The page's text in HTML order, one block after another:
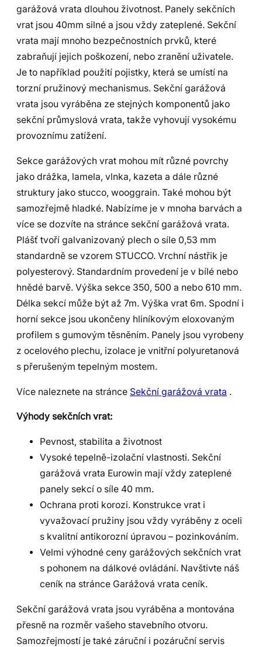
garážová vrata dlouhou životnost. Panely sekčních
vrat jsou 40mm silné a jsou vždy zateplené. Sekční
vrata mají mnoho bezpečnostních prvků, které
zabraňují jejich poškození, nebo zranění uživatele.
Je to například použití pojistky, která se umístí na
torzní pružinový mechanismus. Sekční garážová
vrata jsou vyráběna ze stejných komponentů jako
sekční průmyslová vrata, takže vyhovují vysokému
provoznímu zatížení.
Sekce garážových vrat mohou mít různé povrchy
jako drážka, lamela, vlnka, kazeta a dále různé
struktury jako stucco, wooggrain. Také mohou být
samozřejmě hladké. Nabízíme je v mnoha barvách a
více se dozvíte na stránce sekční garážová vrata.
Plášť tvoří galvanizovaný plech o síle 0,53 mm
standardně se vzorem STUCCO. Vrchní nástřik je
polyesterový. Standardním provedení je v bílé nebo
hnědé barvě. Výška sekce 350, 500 a nebo 610 mm.
Délka sekcí může být až 7m. Výška vrat 6m. Spodní i
horní sekce jsou ukončeny hliníkovým eloxovaným
profilem s gumovým těsněním. Panely jsou vyrobeny
z ocelového plechu, izolace je vnitřní polyuretanová
s přerušeným tepelným mostem.
Více naleznete na stránce Sekční garážová vrata .
Výhody sekčních vrat:
Pevnost, stabilita a životnost
Vysoké tepelně-izolační vlastnosti. Sekční
garážová vrata Eurowin mají vždy zateplené
panely sekcí o síle 40 mm.
Ochrana proti korozi. Konstrukce vrat i
vyvažovací pružiny jsou vždy vyráběny z oceli
s kvalitní antikorozní úpravou – pozinkováním.
Velmi výhodné ceny garážových sekčních vrat
s pohonem na dálkové ovládání. Navštivte náš
ceník na stránce Garážová vrata ceník.
Sekční garážová vrata jsou vyráběna a montována
přesně na rozměr vašeho stavebního otvoru.
Samozřejmostí je také záruční i pozáruční servis